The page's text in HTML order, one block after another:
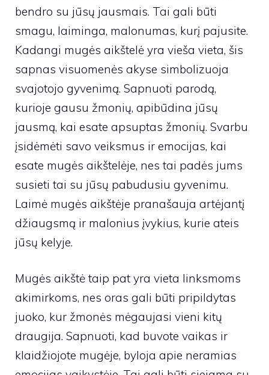
bendro su jūsų jausmais. Tai gali būti
smagu, laiminga, malonumas, kurį pajusite.
Kadangi mugės aikštelė yra vieša vieta, šis
sapnas visuomenės akyse simbolizuoja
svajotojo gyvenimą. Sapnuoti parodą,
kurioje gausu žmonių, apibūdina jūsų
jausmą, kai esate apsuptas žmonių. Svarbu
įsidėmėti savo veiksmus ir emocijas, kai
esate mugės aikštelėje, nes tai padės jums
susieti tai su jūsų pabudusiu gyvenimu.
Laimė mugės aikštėje pranašauja artėjantį
džiaugsmą ir malonius įvykius, kurie ateis
jūsų kelyje.
Mugės aikštė taip pat yra vieta linksmoms
akimirkoms, nes oras gali būti pripildytas
juoko, kur žmonės mėgaujasi vieni kitų
draugija. Sapnuoti, kad buvote vaikas ir
klaidžiojote mugėje, byloja apie neramias